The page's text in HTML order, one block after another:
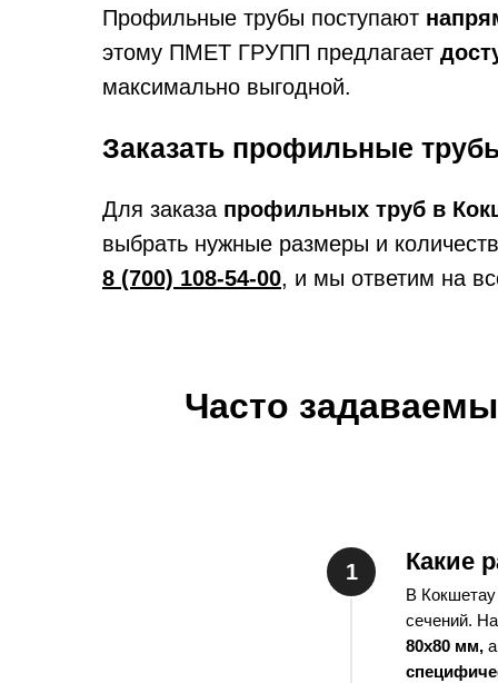
Профильные трубы поступают
этому ПМЕТ ГРУПП предлагает
максимально выгодной.
Заказать профильные
Для заказа профильных труб в
выбрать нужные размеры и
8 (700) 108-54-00, и мы ответим на
Масса метра погонного, кг
Труба профильная квадратного
Труба профильная квадратного
Часто
Какие
В
сечений.
80x80 мм,